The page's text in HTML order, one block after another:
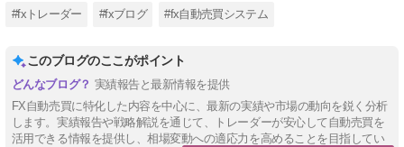
#fxトレーダー #fxブログ #fx自動売買システム
このブログのここがポイント
実績報告と最新情報を提供
FX自動売買に特化した内容を中心に、最新の実績や市場の動向を鋭く分析
します。実績報告や戦略解説を通じて、トレーダーが安心して自動売買を
活用できる情報を提供し、相場変動への適応力を高めることを目指してい